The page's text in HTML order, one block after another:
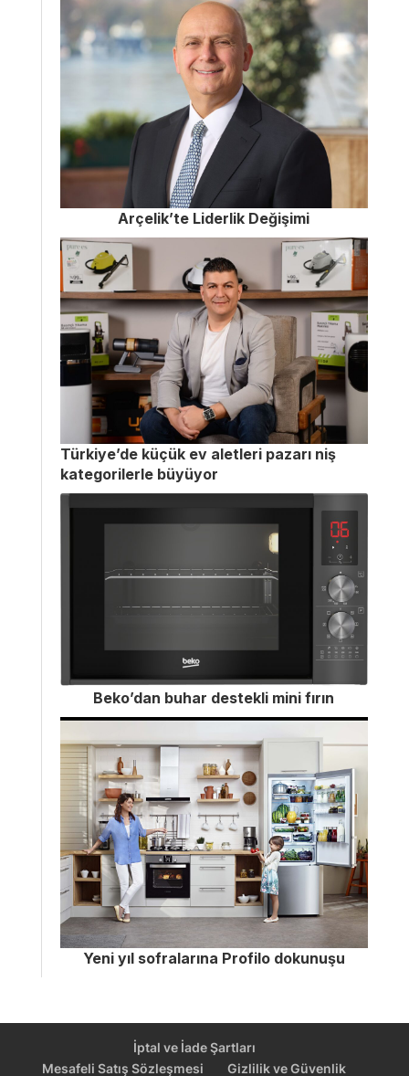
Arçelik’te Liderlik Değişimi
Türkiye’de küçük ev aletleri pazarı niş
kategorilerle büyüyor
Beko’dan buhar destekli mini fırın
Yeni yıl sofralarına Profilo dokunuşu
İptal ve İade Şartları
Mesafeli Satış Sözleşmesi
Gizlilik ve Güvenlik